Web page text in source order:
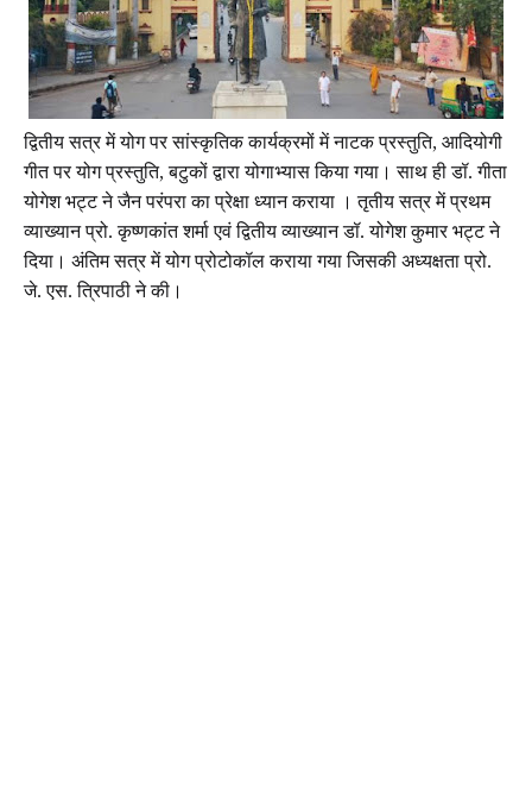
द्वितीय सत्र में योग पर सांस्कृतिक कार्यक्रमों में नाटक प्रस्तुति, आदियोगी
गीत पर योग प्रस्तुति, बटुकों द्वारा योगाभ्यास किया गया। साथ ही डॉ. गीता
योगेश भट्ट ने जैन परंपरा का प्रेक्षा ध्यान कराया । तृतीय सत्र में प्रथम
व्याख्यान प्रो. कृष्णकांत शर्मा एवं द्वितीय व्याख्यान डॉ. योगेश कुमार भट्ट ने
दिया। अंतिम सत्र में योग प्रोटोकॉल कराया गया जिसकी अध्यक्षता प्रो.
जे. एस. त्रिपाठी ने की।